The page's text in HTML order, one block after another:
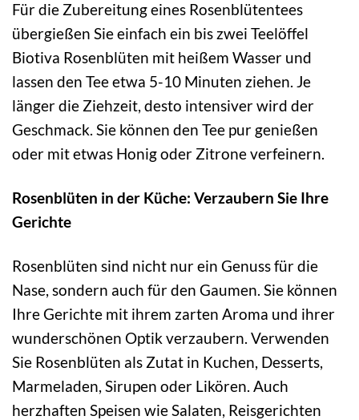
Für die Zubereitung eines Rosenblütentees
übergießen Sie einfach ein bis zwei Teelöffel
Biotiva Rosenblüten mit heißem Wasser und
lassen den Tee etwa 5-10 Minuten ziehen. Je
länger die Ziehzeit, desto intensiver wird der
Geschmack. Sie können den Tee pur genießen
oder mit etwas Honig oder Zitrone verfeinern.
Rosenblüten in der Küche: Verzaubern Sie Ihre
Gerichte
Rosenblüten sind nicht nur ein Genuss für die
Nase, sondern auch für den Gaumen. Sie können
Ihre Gerichte mit ihrem zarten Aroma und ihrer
wunderschönen Optik verzaubern. Verwenden
Sie Rosenblüten als Zutat in Kuchen, Desserts,
Marmeladen, Sirupen oder Likören. Auch
herzhaften Speisen wie Salaten, Reisgerichten